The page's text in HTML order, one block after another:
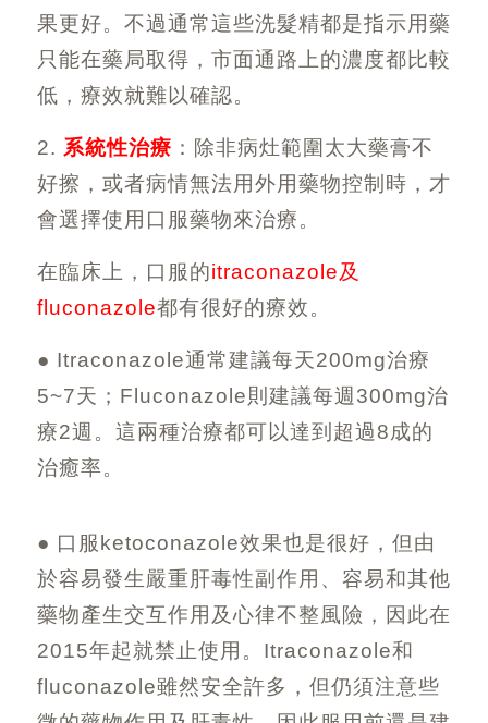
果更好。不過通常這些洗髮精都是指示用藥
只能在藥局取得，市面通路上的濃度都比較
低，療效就難以確認。
2. 系統性治療 ：除非病灶範圍太大藥膏不
好擦，或者病情無法用外用藥物控制時，才
會選擇使用口服藥物來治療。
在臨床上，口服的itraconazole及
fluconazole都有很好的療效。
● Itraconazole通常建議每天200mg治療
5~7天； Fluconazole則建議每週 300mg治
療2週。這兩種治療都可以達到超過8成的
治癒率。
● 口服 ketoconazole效果也是很好，但由
於容易發生嚴重肝毒性副作用、容易和其他
藥物產生交互作用及心律不整風險，因此在
2015年起就禁止使用。 Itraconazole和
fluconazole雖然安全許多，但仍須注意些